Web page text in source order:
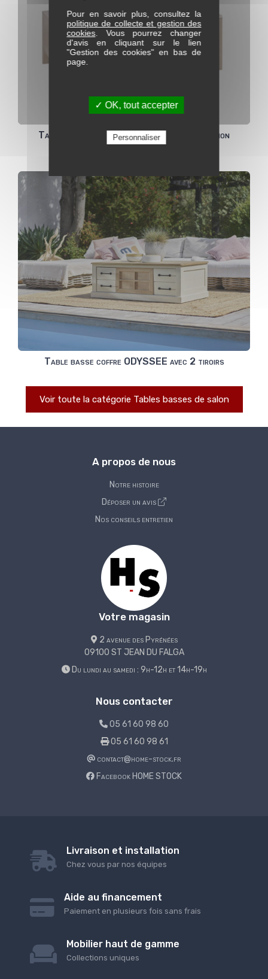
Table de salon 1 Tiroir FARO avec incrustation
céramique
Table basse coffre ODYSSEE avec 2 tiroirs
Voir toute la catégorie Tables basses de salon
A propos de nous
Notre histoire
Déposer un avis
Nos conseils entretien
Votre magasin
2 avenue des Pyrénées
09100 ST JEAN DU FALGA
Du lundi au samedi : 9h-12h et 14h-19h
Nous contacter
05 61 60 98 60
05 61 60 98 61
contact@home-stock.fr
Facebook HOME STOCK
Livraison et installation
Chez vous par nos équipes
Aide au financement
Paiement en plusieurs fois sans frais
Mobilier haut de gamme
Collections uniques
Pour en savoir plus, consultez la
politique de collecte et gestion des
cookies. Vous pourrez changer
d'avis en cliquant sur le lien
"Gestion des cookies" en bas de
page.
✓ OK, tout accepter
Personnaliser